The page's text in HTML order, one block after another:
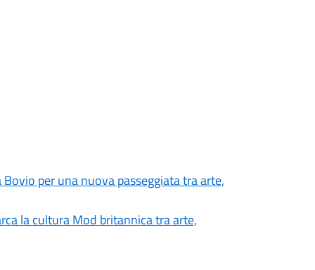
per una nuova passeggiata tra arte,
la cultura Mod britannica tra arte,